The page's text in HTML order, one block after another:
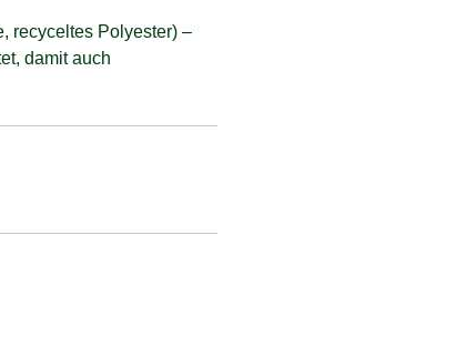
recyceltes Polyester) –
damit auch